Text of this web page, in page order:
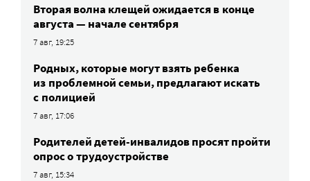
Вторая волна клещей ожидается в конце
августа — начале сентября
7 авг, 19:25
Родных, которые могут взять ребенка
из проблемной семьи, предлагают искать
с полицией
7 авг, 17:06
Родителей детей-инвалидов просят пройти
опрос о трудоустройстве
7 авг, 15:34